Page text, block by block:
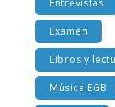
Entrevistas
Examen
Libros y
Música EGB